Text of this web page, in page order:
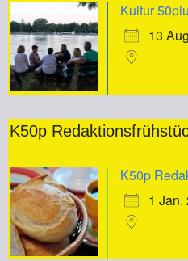
Kultur
13
K50p
K50p
1 Jan.